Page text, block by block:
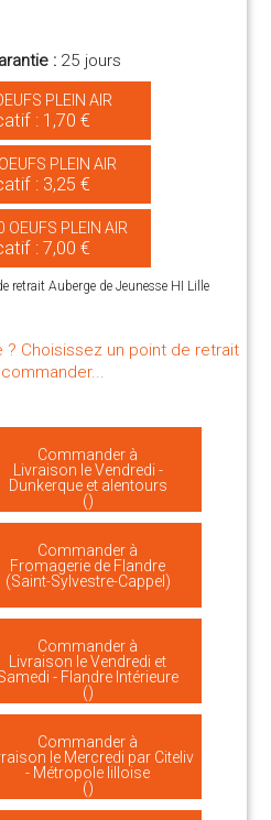
: 25 jours
PLEIN AIR
: 1,70 €
PLEIN AIR
: 3,25 €
OEUFS PLEIN AIR
: 7,00 €
retrait Auberge de Jeunesse HI Lille
Choisissez un point de retrait
Commander à
Livraison le Vendredi -
Dunkerque et alentours
()
Commander à
Fromagerie de Flandre
(Saint-Sylvestre-Cappel)
Commander à
Livraison le Vendredi et
- Flandre Intérieure
()
Commander à
le Mercredi par Citeliv
- Métropole lilloise
()